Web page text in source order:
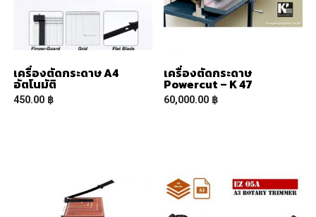
เครื่องตัดกระดาษ A4
อัตโนมัติ
450.00 ฿
เครื่องตัดกระดาษ
Powercut – K 47
60,000.00 ฿